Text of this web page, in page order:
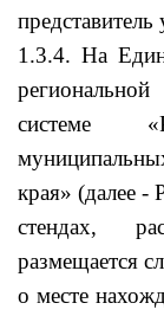
1.3.4. На
системе
края» (далее -
стендах,
размещается
о месте